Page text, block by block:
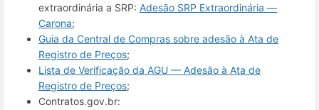
extraordinária a SRP: Adesão SRP Extraordinária —
Carona;
Guia da Central de Compras sobre adesão à Ata de
Registro de Preços;
Lista de Verificação da AGU — Adesão à Ata de
Registro de Preços;
Contratos.gov.br: